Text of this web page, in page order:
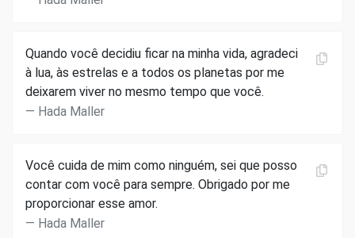
Quando você decidiu ficar na minha vida, agradeci
à lua, às estrelas e a todos os planetas por me
deixarem viver no mesmo tempo que você.
Hada Maller
Você cuida de mim como ninguém, sei que posso
contar com você para sempre. Obrigado por me
proporcionar esse amor.
Hada Maller